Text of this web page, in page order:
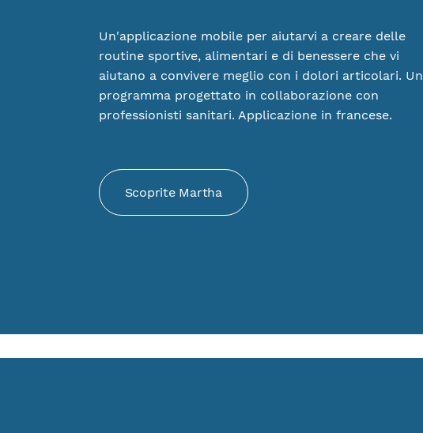
Un'applicazione mobile per aiutarvi a creare delle
routine sportive, alimentari e di benessere che vi
aiutano a convivere meglio con i dolori articolari. Un
programma progettato in collaborazione con
professionisti sanitari. Applicazione in francese.
Scoprite Martha